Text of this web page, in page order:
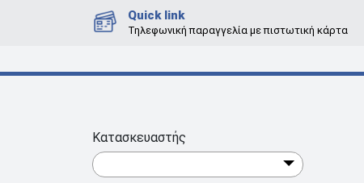
Quick link
Τηλεφωνική παραγγελία με πιστωτική κάρτα
Κατασκευαστής